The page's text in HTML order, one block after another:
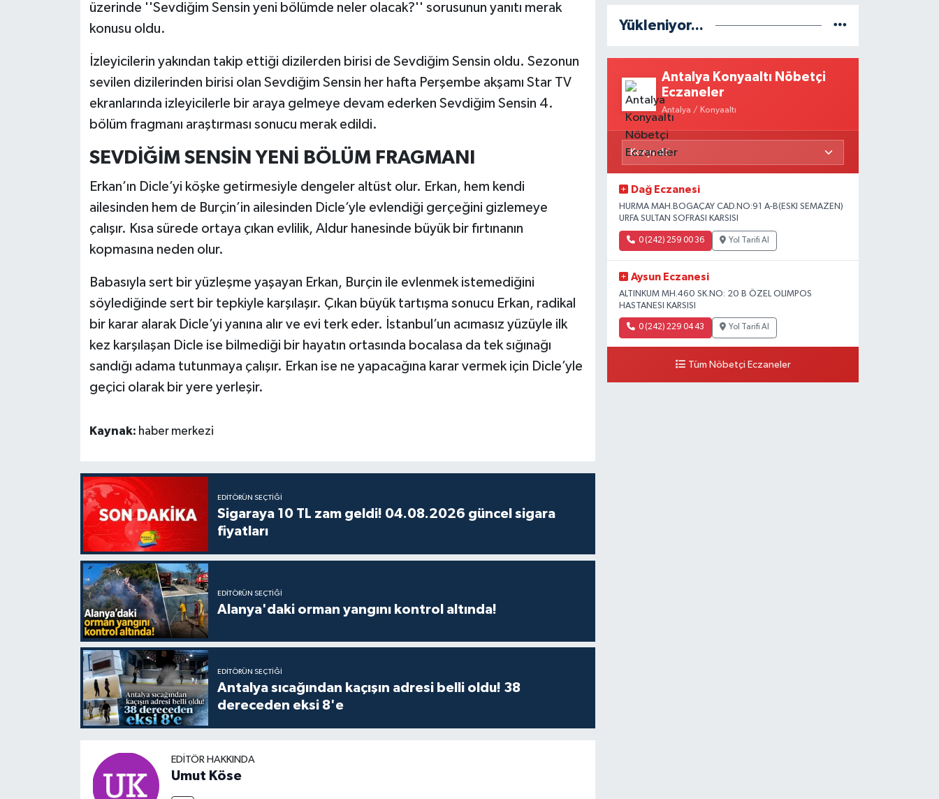
üzerinde ''Sevdiğim Sensin yeni bölümde neler olacak?'' sorusunun yanıtı merak
konusu oldu.
İzleyicilerin yakından takip ettiği dizilerden birisi de Sevdiğim Sensin oldu. Sezonun
sevilen dizilerinden birisi olan Sevdiğim Sensin her hafta Perşembe akşamı Star TV
ekranlarında izleyicilerle bir araya gelmeye devam ederken Sevdiğim Sensin 4.
bölüm fragmanı araştırması sonucu merak edildi.
SEVDİĞİM SENSİN YENİ BÖLÜM FRAGMANI
Erkan’ın Dicle’yi köşke getirmesiyle dengeler altüst olur. Erkan, hem kendi
ailesinden hem de Burçin’in ailesinden Dicle’yle evlendiği gerçeğini gizlemeye
çalışır. Kısa sürede ortaya çıkan evlilik, Aldur hanesinde büyük bir fırtınanın
kopmasına neden olur.
Babasıyla sert bir yüzleşme yaşayan Erkan, Burçin ile evlenmek istemediğini
söylediğinde sert bir tepkiyle karşılaşır. Çıkan büyük tartışma sonucu Erkan, radikal
bir karar alarak Dicle’yi yanına alır ve evi terk eder. İstanbul’un acımasız yüzüyle ilk
kez karşılaşan Dicle ise bilmediği bir hayatın ortasında bocalasa da tek sığınağı
sandığı adama tutunmaya çalışır. Erkan ise ne yapacağına karar vermek için Dicle’yle
geçici olarak bir yere yerleşir.
Kaynak: haber merkezi
EDITÖRÜN SEÇTIĞI
Sigaraya 10 TL zam geldi! 04.08.2026 güncel sigara
fiyatları
EDITÖRÜN SEÇTIĞI
Alanya'daki orman yangını kontrol altında!
EDITÖRÜN SEÇTIĞI
Antalya sıcağından kaçışın adresi belli oldu! 38
dereceden eksi 8'e
EDITÖR HAKKINDA
Umut Köse
Yükleniyor...
Antalya Konyaaltı Nöbetçi
Eczaneler
Antalya / Konyaaltı
Dağ Eczanesi
HURMA MAH.BOGAÇAY CAD.NO:91 A-B(ESKI SEMAZEN)
URFA SULTAN SOFRASI KARSISI
0 (242) 259 00 36 Yol Tarifi Al
Aysun Eczanesi
ALTINKUM MH.460 SK.NO: 20 B ÖZEL OLIMPOS
HASTANESI KARSISI
0 (242) 229 04 43 Yol Tarifi Al
Tüm Nöbetçi Eczaneler